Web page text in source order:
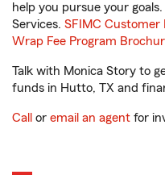
help you pursue your
Services. SFIMC Customer
Wrap Fee Program
Talk with Monica Story to
funds in Hutto, TX and
Call or email an agent for